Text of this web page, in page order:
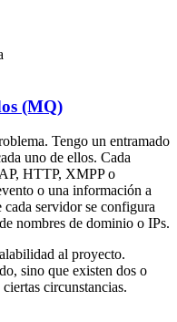
(MQ)
Tengo un entramado
uno de ellos. Cada
HTTP, XMPP o
o una información a
servidor se configura
nombres de dominio o IPs.
al proyecto.
sino que existen dos o
circunstancias.